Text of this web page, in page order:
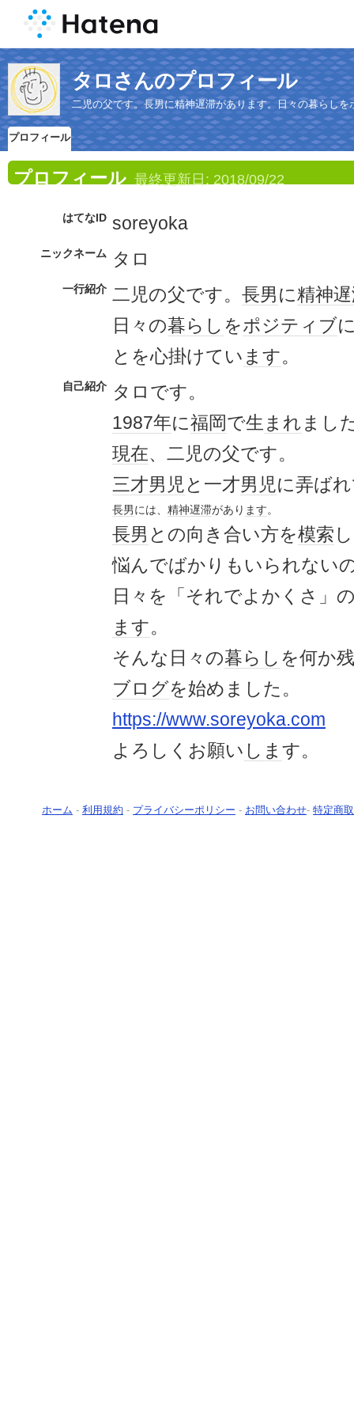
タロさんのプロフィール
二児の父です。長男に精神遅滞があります。日々の暮らし
プロフィール
プロフィール 最終更新日: 2018/09/22
はてなID soreyoka
ニックネーム タロ
一行紹介 二児の父です。 長男に精神
日々の暮らし をポジティブ
とを心掛けてい ます。
自己紹介
タロです。
1987年に福岡で生 まれまし
現在、二児の父です。
三才男児と一才男児に弄ば
長男には、 精神遅滞があり ます。
長男 との向き合い方を模索
悩んでばかりもいられない
日々を「それでよかくさ」
ます。
そんな日々の暮らし を何か
ブログを始めました。
https://www.soreyoka.com
よろしくお願い しま す。
ホーム - 利用規約 - プライバシーポリシー - お問い合わせ- 特定商